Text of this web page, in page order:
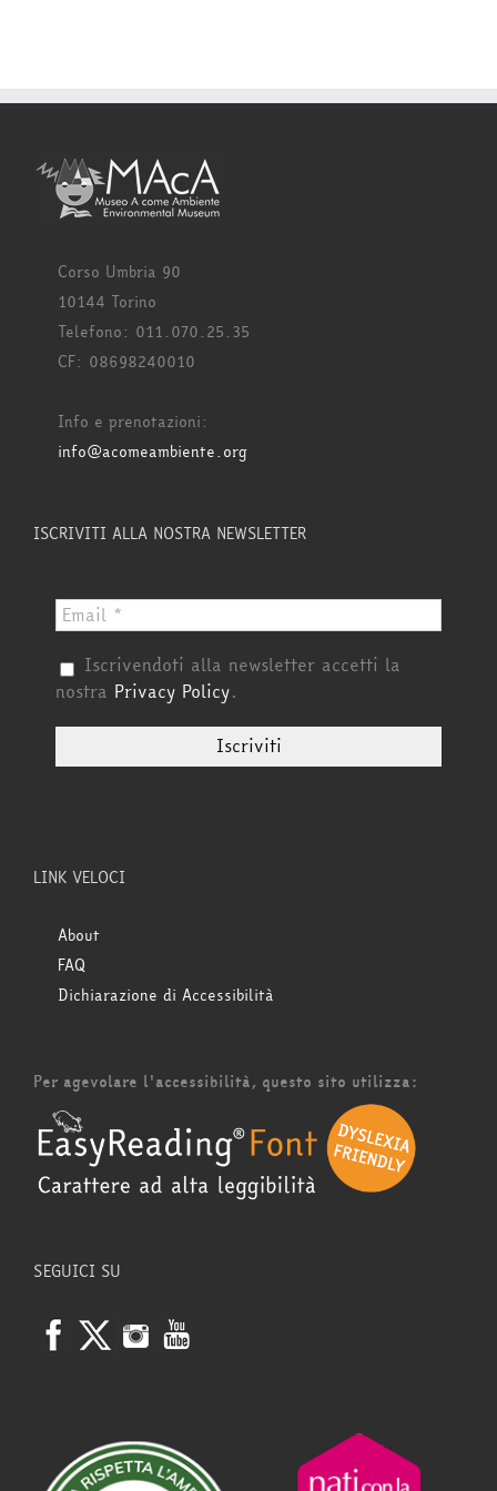
Corso Umbria 90
10144 Torino
Telefono: 011.070.25.35
CF: 08698240010
Info e prenotazioni:
info@acomeambiente.org
ISCRIVITI ALLA NOSTRA NEWSLETTER
Iscrivendoti alla newsletter accetti la
nostra Privacy Policy.
LINK VELOCI
About
FAQ
Dichiarazione di Accessibilità
Per agevolare l'accessibilità, questo sito utilizza:
SEGUICI SU